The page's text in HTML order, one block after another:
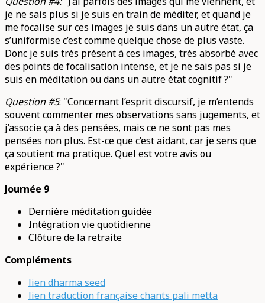
je ne sais plus si je suis en train de méditer, et quand je
me focalise sur ces images je suis dans un autre état, ça
s’uniformise c’est comme quelque chose de plus vaste.
Donc je suis très présent à ces images, très absorbé avec
des points de focalisation intense, et je ne sais pas si je
suis en méditation ou dans un autre état cognitif ?"
Question #5: "Concernant l’esprit discursif, je m’entends
souvent commenter mes observations sans jugements, et
j’associe ça à des pensées, mais ce ne sont pas mes
pensées non plus. Est-ce que c’est aidant, car je sens que
ça soutient ma pratique. Quel est votre avis ou
expérience ?"
Journée 9
Dernière méditation guidée
Intégration vie quotidienne
Clôture de la retraite
Compléments
lien dharma seed
lien traduction française chants pali metta